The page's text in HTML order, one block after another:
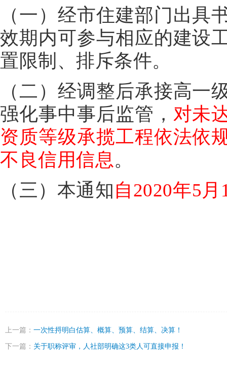
（一）经市住建部门出具
效期内可参与相应的建设
置限制、排斥条件。
（二）经调整后承接高一
强化事中事后监管， 对未
资质等级承揽工程依法依
不良信用信息。
（三）本通知自2020年5
上一篇： 一次性捋明白估算、概算、预算、结算、决算！
下一篇： 关于职称评审，人社部明确这3类人可直接申报！